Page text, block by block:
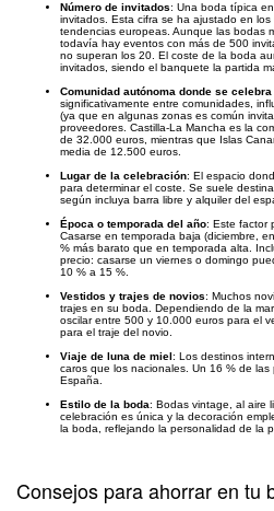
Número de invitados: Una boda típica
invitados. Esta cifra se ha ajustado en
tendencias europeas. Aunque las bodas
todavía hay eventos con más de 500
no superan los 20. El coste de la boda
invitados, siendo el banquete la partida
Comunidad autónoma donde se celebra
significativamente entre comunidades,
(ya que en algunas zonas es común
proveedores. Castilla-La Mancha es la
de 32.000 euros, mientras que Islas
media de 12.500 euros.
Lugar de la celebración: El espacio
para determinar el coste. Se suele
según incluya barra libre y alquiler del
Época o temporada del año: Este factor
Casarse en temporada baja (diciembre,
% más barato que en temporada alta.
precio: casarse un viernes o domingo
10 % a 15 %.
Vestidos y trajes de novios: Muchos
trajes en su boda. Dependiendo de la
oscilar entre 500 y 10.000 euros para el
para el traje del novio.
Viaje de luna de miel: Los destinos
caros que los nacionales. Un 16 % de
España.
Estilo de la boda: Bodas vintage, al aire
celebración es única y la decoración
la boda, reflejando la personalidad de la
Consejos para ahorrar en tu